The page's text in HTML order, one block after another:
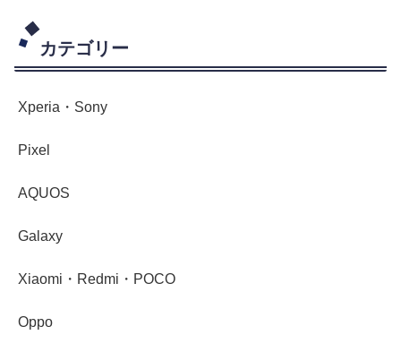
カテゴリー
Xperia・Sony
Pixel
AQUOS
Galaxy
Xiaomi・Redmi・POCO
Oppo